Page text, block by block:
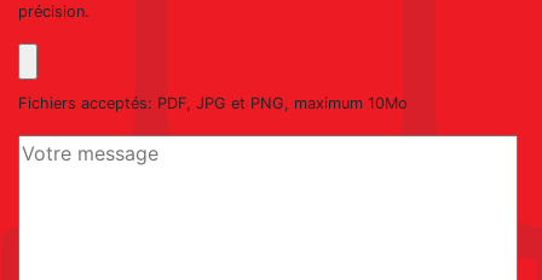
précision.
Fichiers acceptés: PDF, JPG et PNG, maximum 10Mo